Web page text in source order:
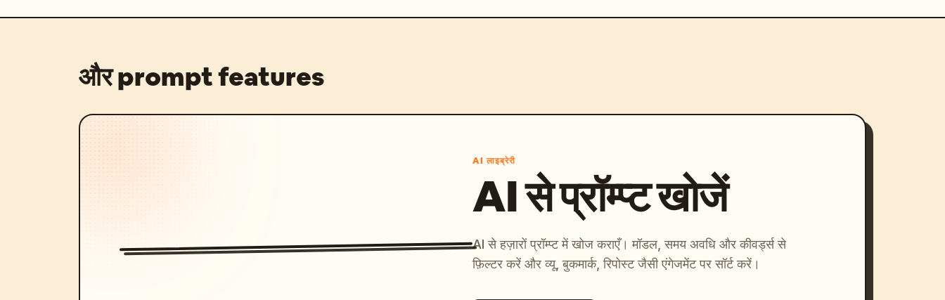
और prompt features
AI लाइब्रेरी
AI से प्रॉम्प्ट खोजें
AI से हज़ारों प्रॉम्प्ट में खोज कराएँ। मॉडल, समय अवधि और कीवर्ड्स से
फ़िल्टर करें और व्यू, बुकमार्क, रिपोस्ट जैसी एंगेजमेंट पर सॉर्ट करें।